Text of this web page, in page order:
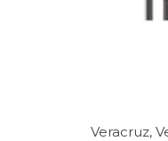
Veracruz,